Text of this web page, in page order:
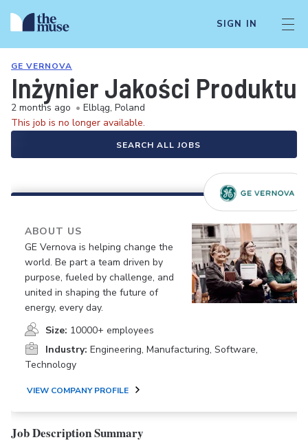
SIGN IN
GE VERNOVA
Inżynier Jakości
2 months ago • Elbląg, Poland
This job is no longer available.
SEARCH ALL JOBS
ABOUT US
GE Vernova is helping change the
world. Be part a team driven by
purpose, fueled by challenge, and
united in shaping the future of
energy, every day.
Size: 10000+ employees
Industry: Engineering, Manufacturing, Software,
Technology
VIEW COMPANY PROFILE
Job Description Summary